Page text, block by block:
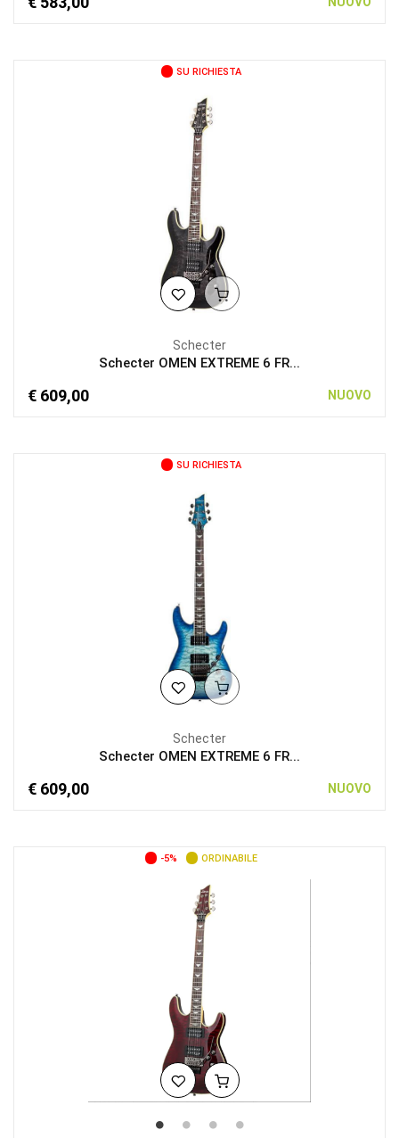
SU RICHIESTA
Schecter
Schecter OMEN EXTREME 6 FR...
€ 609,00 NUOVO
SU RICHIESTA
Schecter
Schecter OMEN EXTREME 6 FR...
€ 609,00 NUOVO
-5% ORDINABILE